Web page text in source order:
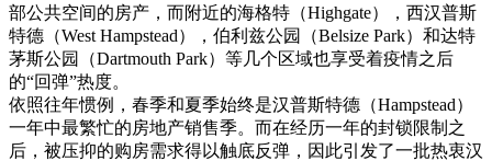
部公共空间的房产，而附近的海格特（Highgate），西汉普斯
特德（West Hampstead），伯利兹公园（Belsize Park）和达特
茅斯公园（Dartmouth Park）等几个区域也享受着疫情之后
的“回弹”热度。
依照往年惯例，春季和夏季始终是汉普斯特德（Hampstead）
一年中最繁忙的房地产销售季。而在经历一年的封锁限制之
后，被压抑的购房需求得以触底反弹，因此引发了一批热衷汉